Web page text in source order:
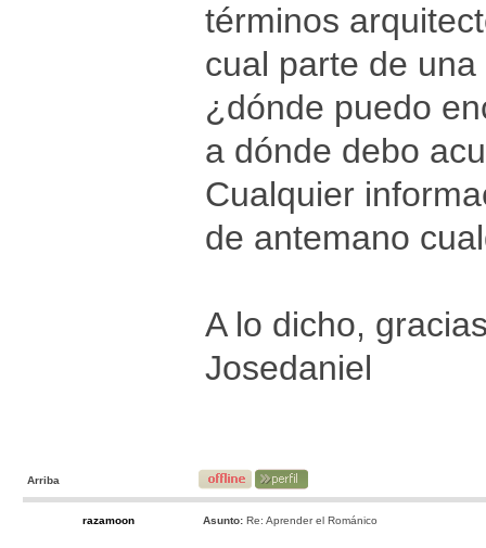
términos
cual parte de
¿dónde puedo
a dónde debo
Cualquier
de antemano
A lo dicho,
Josedaniel
Arriba
razamoon Asunto: Re: Aprender el Románico